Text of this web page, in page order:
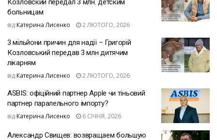
Козловский передал 3 млн. детским
больницам
від Катерина Лисенко 2 ЛЮТОГО, 2026
3 мільйони причин для надії – Григорій
Козловський передав 3 млн дитячим
лікарням
від Катерина Лисенко 2 ЛЮТОГО, 2026
ASBIS: офіційний партнер Apple чи тіньовий
партнер паралельного імпорту?
від Катерина Лисенко 6 СІЧНЯ, 2026
Александр Свищев: возвращаем большую